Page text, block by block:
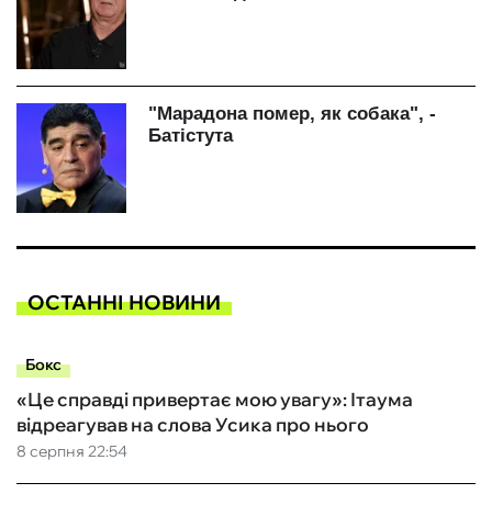
ОСТАННІ НОВИНИ
Бокс
8 серпня 22:54
«Це справді привертає мою увагу»: Ітаума
відреагував на слова Усика про нього